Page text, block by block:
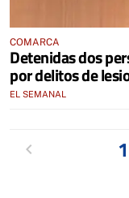
COMARCA
Detenidas dos
por delitos de
EL SEMANAL
1